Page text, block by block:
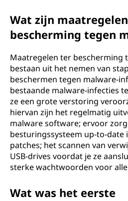
Wat zijn
bescherming tegen
Maatregelen ter bescherming
bestaan uit het nemen van
beschermen tegen malware-
bestaande malware-infecties
ze een grote verstoring
hiervan zijn het regelmatig
malware software; ervoor
besturingssysteem up-to-date
patches; het scannen van
USB-drives voordat je ze
sterke wachtwoorden voor
Wat was het eerste